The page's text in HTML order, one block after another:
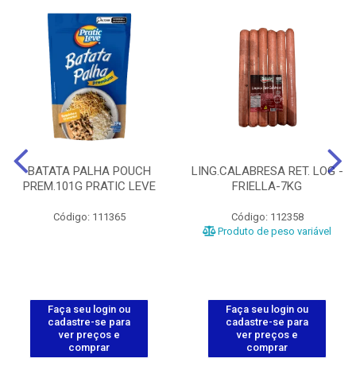
BATATA PALHA POUCH
PREM.101G PRATIC LEVE
Código: 111365
Faça seu login ou
cadastre-se para
ver preços e
comprar
LING.CALABRESA RET. LOG -
FRIELLA-7KG
Código: 112358
Produto de peso variável
Faça seu login ou
cadastre-se para
ver preços e
comprar